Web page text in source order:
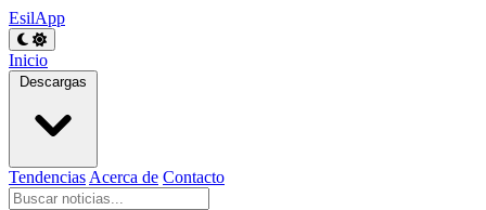
EsilApp
Inicio
Descargas
Tendencias Acerca de Contacto